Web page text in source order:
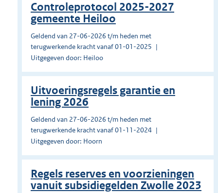
Controleprotocol 2025-2027
gemeente Heiloo
Geldend van 27-06-2026 t/m heden met
terugwerkende kracht vanaf 01-01-2025
Uitgegeven door: Heiloo
Uitvoeringsregels garantie en
lening 2026
Geldend van 27-06-2026 t/m heden met
terugwerkende kracht vanaf 01-11-2024
Uitgegeven door: Hoorn
Regels reserves en voorzieningen
vanuit subsidiegelden Zwolle 2023